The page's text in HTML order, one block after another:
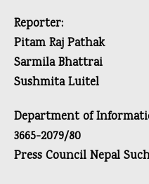
Reporter:
Pitam Raj Pathak
Sarmila Bhattrai
Sushmita Luitel
Department of
3665-2079/80
Press Council Nepal